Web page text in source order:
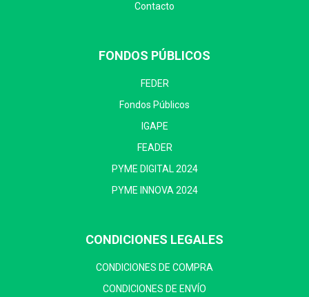
Contacto
FONDOS PÚBLICOS
FEDER
Fondos Públicos
IGAPE
FEADER
PYME DIGITAL 2024
PYME INNOVA 2024
CONDICIONES LEGALES
CONDICIONES DE COMPRA
CONDICIONES DE ENVÍO